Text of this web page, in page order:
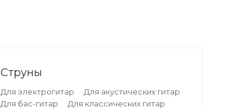
Струны
Для электрогитар
Для акустических гитар
Для бас-гитар
Для классических гитар